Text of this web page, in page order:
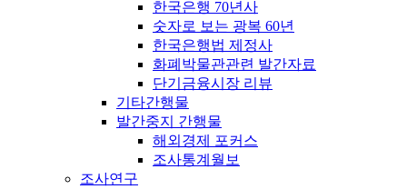
한국은행 70년사
숫자로 보는 광복 60년
한국은행법 제정사
화폐박물관관련 발간자료
단기금융시장 리뷰
기타간행물
발간중지 간행물
해외경제 포커스
조사통계월보
조사연구